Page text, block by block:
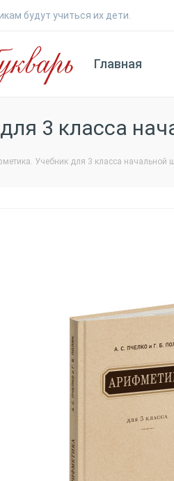
будут учиться их дети.
Главная
3 класса
Учебник для 3 класса начальной